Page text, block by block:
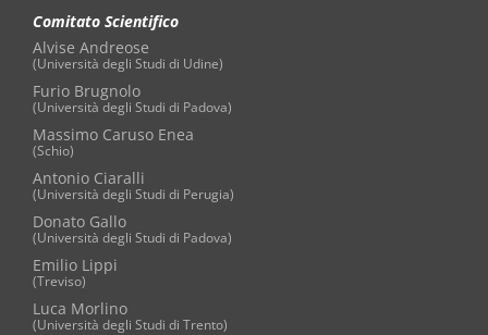
Comitato Scientifico
Alvise Andreose
(Università degli Studi di Udine)
Furio Brugnolo
(Università degli Studi di Padova)
Massimo Caruso Enea
(Schio)
Antonio Ciaralli
(Università degli Studi di Perugia)
Donato Gallo
(Università degli Studi di Padova)
Emilio Lippi
(Treviso)
Luca Morlino
(Università degli Studi di Trento)